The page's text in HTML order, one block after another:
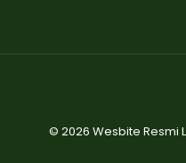
© 2026 Wesbite Resmi